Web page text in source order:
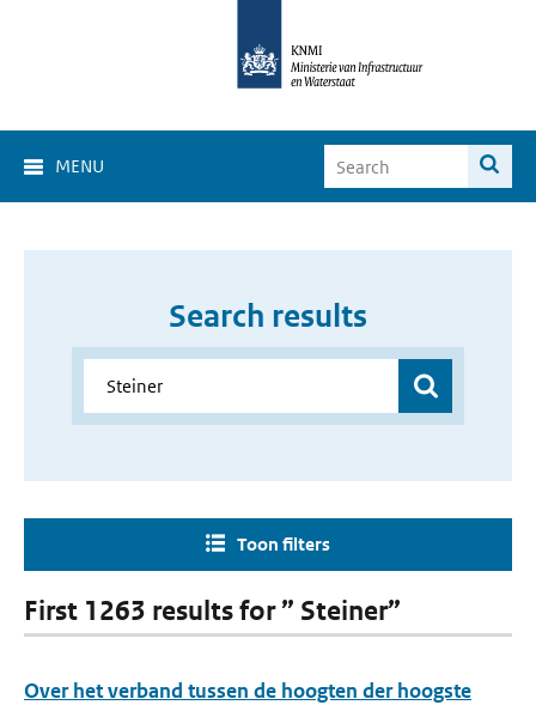
MENU
Search results
Toon filters
First 1263 results for ” Steiner”
Over het verband tussen de hoogten der hoogste